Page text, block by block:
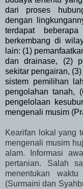
dari proses
dengan
terdapat
berkembang di
lain: (1)
dan drainase, (2)
sekitar pengairan,
sistem pemilihan
pengolahan tanah,
pengelolaan
mengenali musim
Kearifan lokal yang
mengenali musim
alam. Informasi
pertanian. Salah
menentukan
(Surmaini dan